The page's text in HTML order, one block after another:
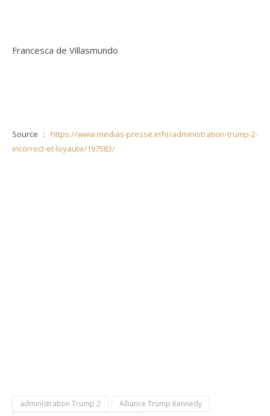
Francesca de Villasmundo
Source : https://www.medias-presse.info/administration-trump-2-
incorrect-et-loyaute/197583/
administration Trump 2
Alliance Trump Kennedy